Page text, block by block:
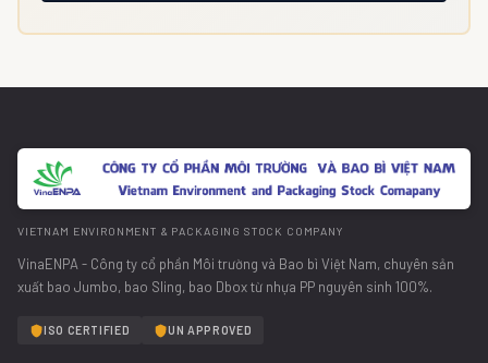
VIETNAM ENVIRONMENT & PACKAGING STOCK COMPANY
VinaENPA - Công ty cổ phần Môi trường và Bao bì Việt Nam, chuyên sản
xuất bao Jumbo, bao Sling, bao Dbox từ nhựa PP nguyên sinh 100%.
ISO CERTIFIED UN APPROVED